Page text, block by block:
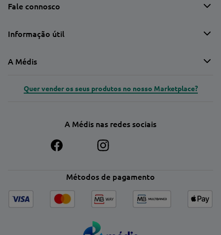
Fale connosco
Informação útil
A Médis
Quer vender os seus produtos no nosso Marketplace?
A Médis nas redes sociais
Métodos de pagamento